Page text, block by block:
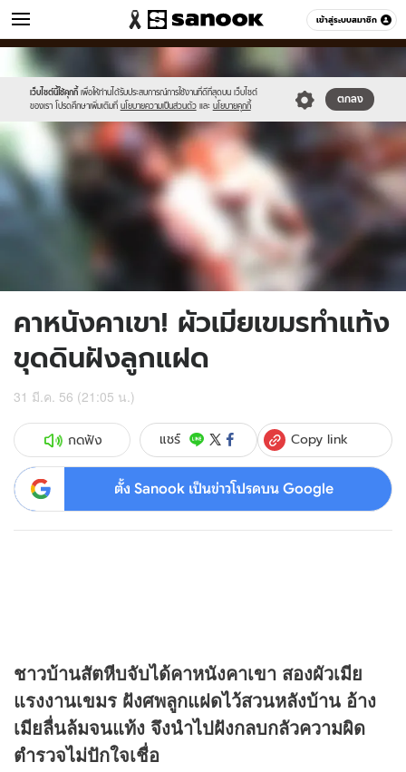
เข้าสู่ระบบสมาชิก
ข่าว หมวดอื่นๆ
เว็บไซต์นี้ใช้คุกกี้ เพื่อให้ท่านได้รับประสบการณ์การใช้งานที่ดีที่สุดบน เว็บไซต์
ของเรา โปรดศึกษาเพิ่มเติมที่ นโยบายความเป็นส่วนตัว และ นโยบายคุกกี้
ตกลง
Sanook
//s.isanook.com/sr/0/images/logo-
new-
sanook.png
600
60
//s.isanook.com/ns/0/ud/235/1177674/news09-
1.jpg
คาหนังคาเขา! ผัวเมียเขมรทำแท้ง
ขุดดินฝังลูกแฝด
31 มี.ค. 56 (21:05 น.)
กดฟัง แชร์ Copy link
ตั้ง Sanook เป็นข่าวโปรดบน Google
ชาวบ้านสัตหีบจับได้คาหนังคาเขา สองผัวเมีย
แรงงานเขมร ฝังศพลูกแฝดไว้สวนหลังบ้าน อ้าง
เมียลื่นล้มจนแท้ง จึงนำไปฝังกลบกลัวความผิด
ตำรวจไม่ปักใจเชื่อ